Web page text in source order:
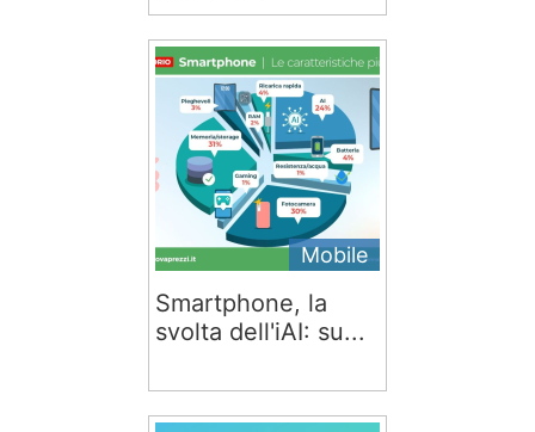
Mobile
Smartphone, la
svolta dell'iAI: su...